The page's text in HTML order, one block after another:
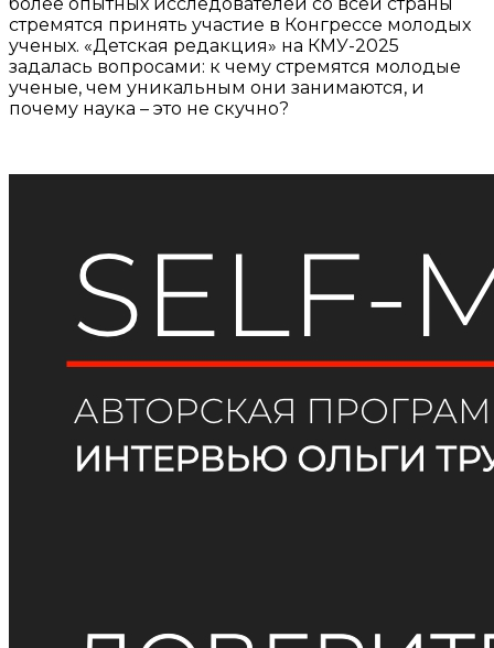
стремятся принять участие в Конгрессе молодых
ученых. «Детская редакция» на КМУ-2025
задалась вопросами: к чему стремятся молодые
ученые, чем уникальным они занимаются, и
почему наука – это не скучно?